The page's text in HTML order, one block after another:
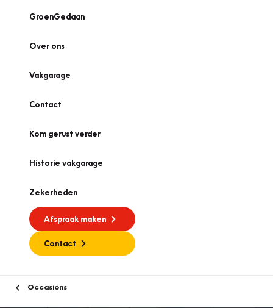
GroenGedaan
Over ons
Vakgarage
Contact
Kom gerust verder
Historie vakgarage
Zekerheden
Afspraak maken
Contact
Occasions